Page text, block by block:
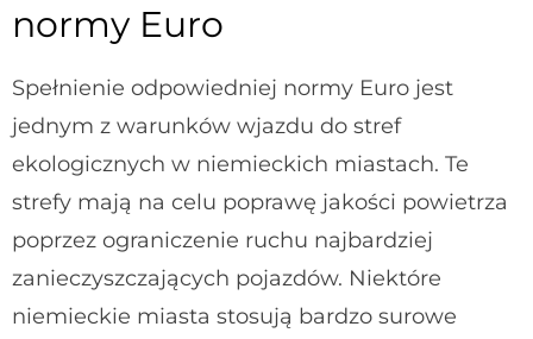
normy Euro
Spełnienie odpowiedniej normy Euro jest
jednym z warunków wjazdu do stref
ekologicznych w niemieckich miastach. Te
strefy mają na celu poprawę jakości powietrza
poprzez ograniczenie ruchu najbardziej
zanieczyszczających pojazdów. Niektóre
niemieckie miasta stosują bardzo surowe